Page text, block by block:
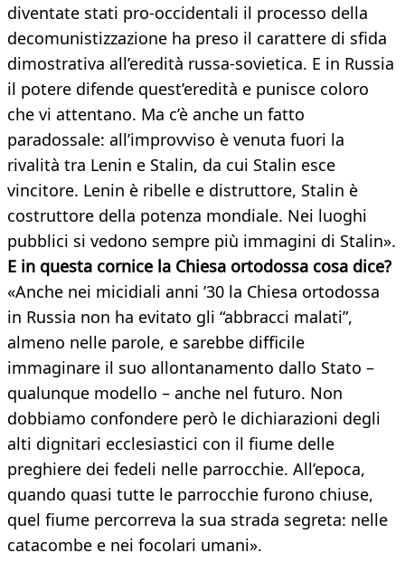
diventate stati pro-occidentali il processo della
decomunistizzazione ha preso il carattere di sfida
dimostrativa all’eredità russa-sovietica. E in Russia
il potere difende quest’eredità e punisce coloro
che vi attentano. Ma c’è anche un fatto
paradossale: all’improvviso è venuta fuori la
rivalità tra Lenin e Stalin, da cui Stalin esce
vincitore. Lenin è ribelle e distruttore, Stalin è
costruttore della potenza mondiale. Nei luoghi
pubblici si vedono sempre più immagini di Stalin».
E in questa cornice la Chiesa ortodossa cosa dice?
«Anche nei micidiali anni ’30 la Chiesa ortodossa
in Russia non ha evitato gli “abbracci malati”,
almeno nelle parole, e sarebbe difficile
immaginare il suo allontanamento dallo Stato –
qualunque modello – anche nel futuro. Non
dobbiamo confondere però le dichiarazioni degli
alti dignitari ecclesiastici con il fiume delle
preghiere dei fedeli nelle parrocchie. All’epoca,
quando quasi tutte le parrocchie furono chiuse,
quel fiume percorreva la sua strada segreta: nelle
catacombe e nei focolari umani».